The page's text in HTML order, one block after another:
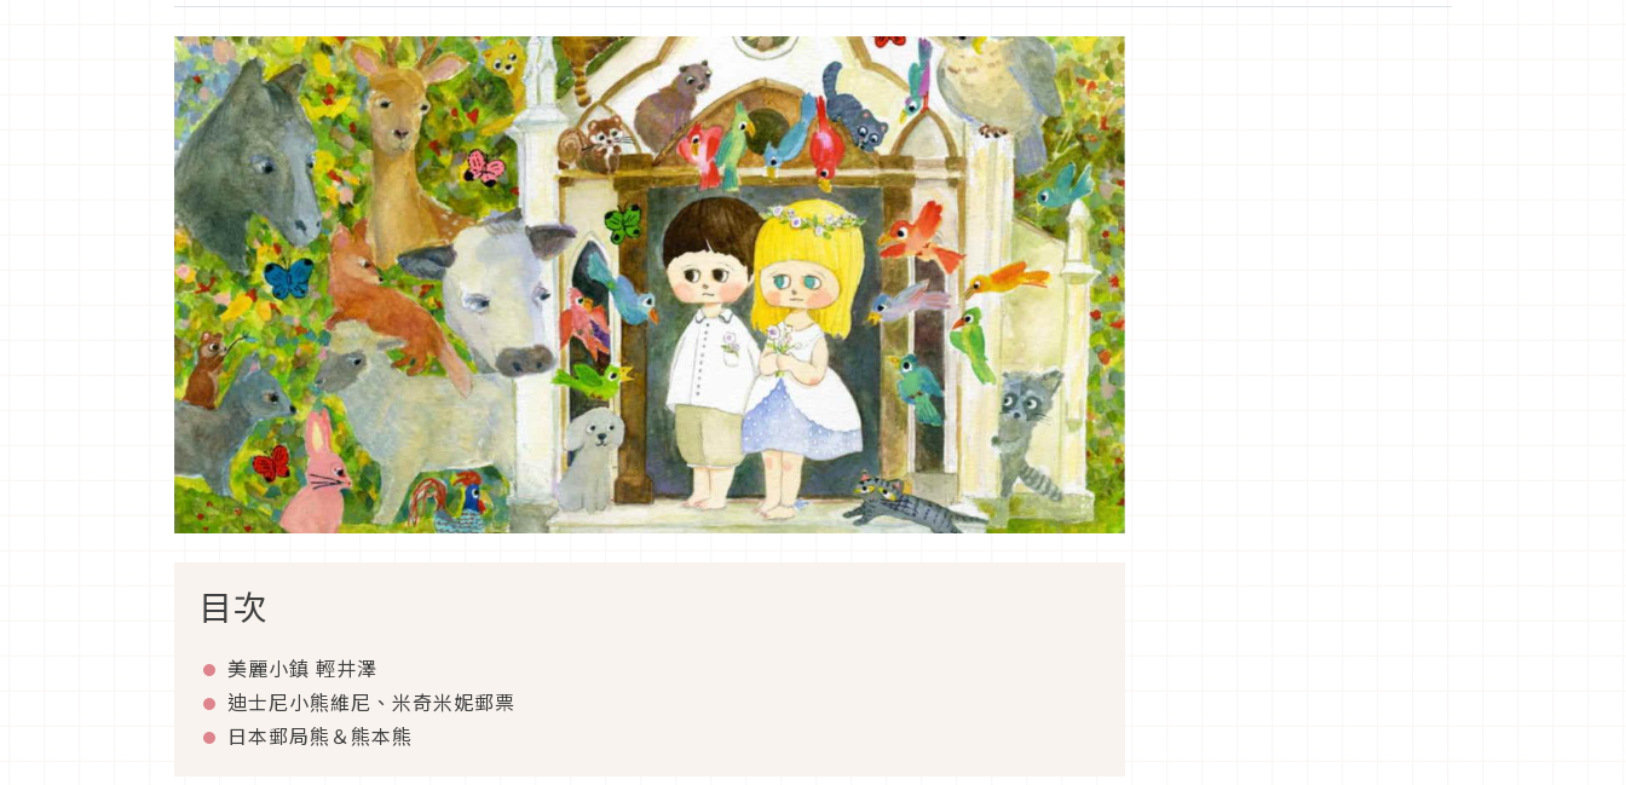
目次
美麗小鎮 輕井澤
迪士尼小熊維尼、米奇米妮郵票
日本郵局熊＆熊本熊